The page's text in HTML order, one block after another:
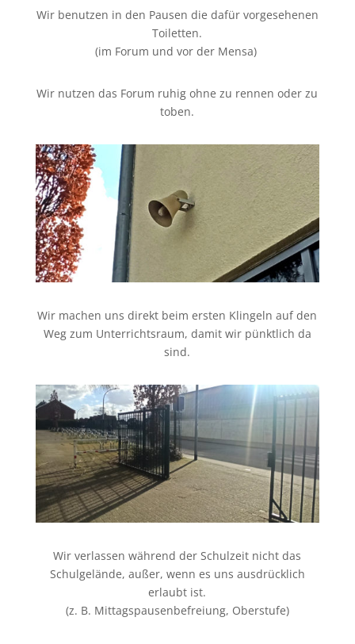
Wir benutzen in den Pausen die dafür vorgesehenen
Toiletten.
(im Forum und vor der Mensa)
Wir nutzen das Forum ruhig ohne zu rennen oder zu
toben.
Wir machen uns direkt beim ersten Klingeln auf den
Weg zum Unterrichtsraum, damit wir pünktlich da
sind.
Wir verlassen während der Schulzeit nicht das
Schulgelände, außer, wenn es uns ausdrücklich
erlaubt ist.
(z. B. Mittagspausenbefreiung, Oberstufe)